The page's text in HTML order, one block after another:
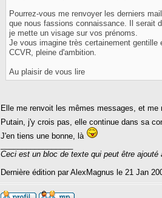
Pourrez-vous me renvoyer les derniers
que nous fassions connaissance. Il serait
je mette un visage sur vos prénoms.
Je vous imagine très certainement
CCVR, pleine d'ambition.
Au plaisir de vous lire
Elle me renvoit les mêmes messages, et
Putain, j'y crois pas, elle continue dans sa
J'en tiens une bonne, là
Ceci est un bloc de texte qui peut être
Dernière édition par AlexMagnus le 21 Jan